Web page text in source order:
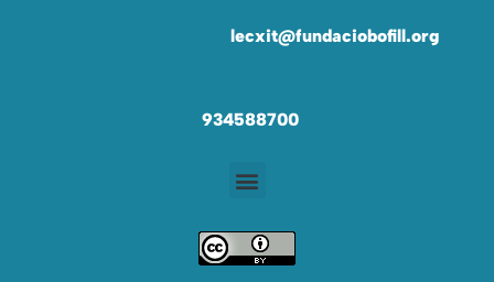
lecxit@fundaciobofill.org
934588700